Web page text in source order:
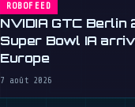
ROBOFEED
NVIDIA GTC Berlin
Super Bowl IA
Europe
7 août 2026